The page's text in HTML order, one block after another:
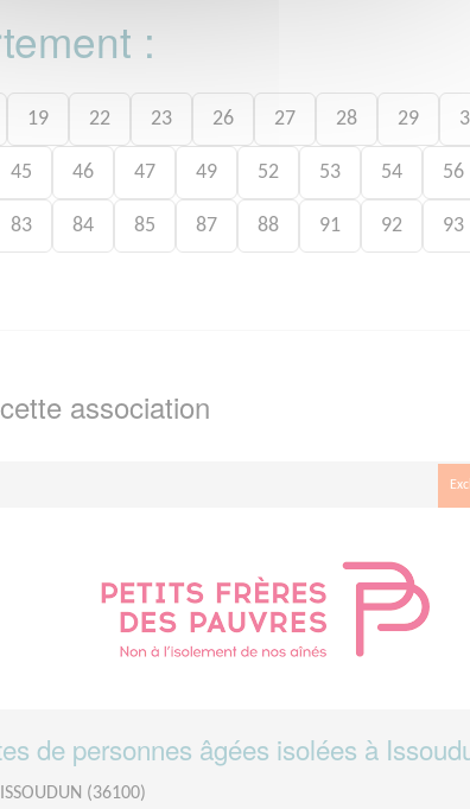
:
19 22 23 26 27 28 29
45 46 47 49 52 53 54 56
83 84 85 87 88 91 92 93
association
de personnes âgées isolées à
ISSOUDUN (36100)